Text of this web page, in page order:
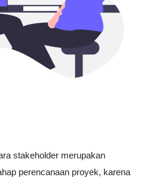
stakeholder merupakan
perencanaan proyek, karena